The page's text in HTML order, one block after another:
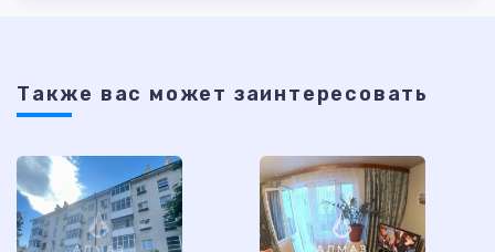
Также ваc может заинтересовать